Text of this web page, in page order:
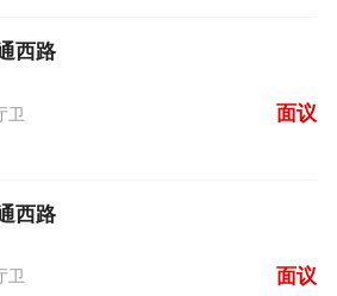
西路
卫 面议
西路
卫 面议